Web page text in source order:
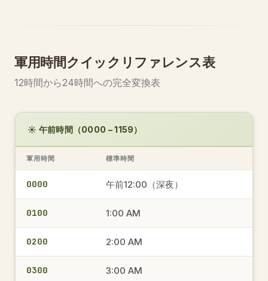
軍用時間クイックリファレンス表
12時間から24時間への完全変換表
☀️ 午前時間（0000 – 1159）
軍用時間 標準時間
0000 午前12:00（深夜）
0100 1:00 AM
0200 2:00 AM
0300 3:00 AM